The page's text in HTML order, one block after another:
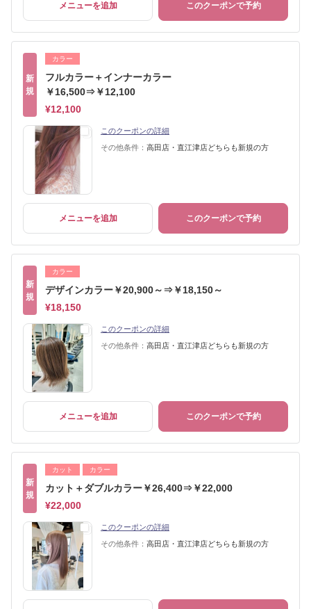
メニューを追加 このクーポンで予約
新
規
カラー
フルカラー＋インナーカラー
￥16,500⇒￥12,100
¥12,100
このクーポンの詳細
その他条件： 高田店・直江津店どちらも新規の方
メニューを追加 このクーポンで予約
新
規
カラー
デザインカラー￥20,900～⇒￥18,150～
¥18,150
このクーポンの詳細
その他条件： 高田店・直江津店どちらも新規の方
メニューを追加 このクーポンで予約
新
規
カット カラー
カット＋ダブルカラー￥26,400⇒￥22,000
¥22,000
このクーポンの詳細
その他条件： 高田店・直江津店どちらも新規の方